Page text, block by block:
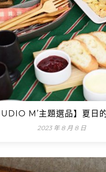
M’主題選品】夏日
2023 年 8 月 8 日